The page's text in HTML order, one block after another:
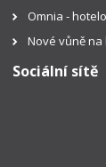
Omnia -
Nové vůně
Sociální sítě